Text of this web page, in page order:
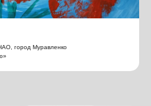
город Муравленко